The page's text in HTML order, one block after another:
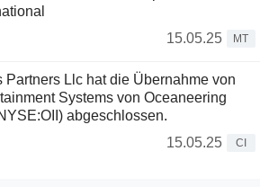
15.05.25
MT
Partners Llc hat die Übernahme von
Systems von Oceaneering
abgeschlossen.
15.05.25
CI